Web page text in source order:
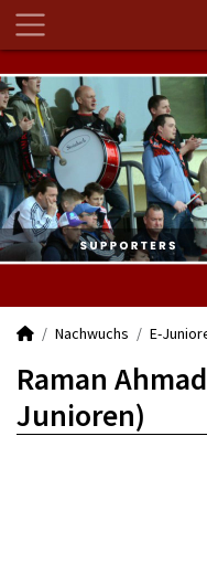
Nachwuchs E-
Raman
Junioren)